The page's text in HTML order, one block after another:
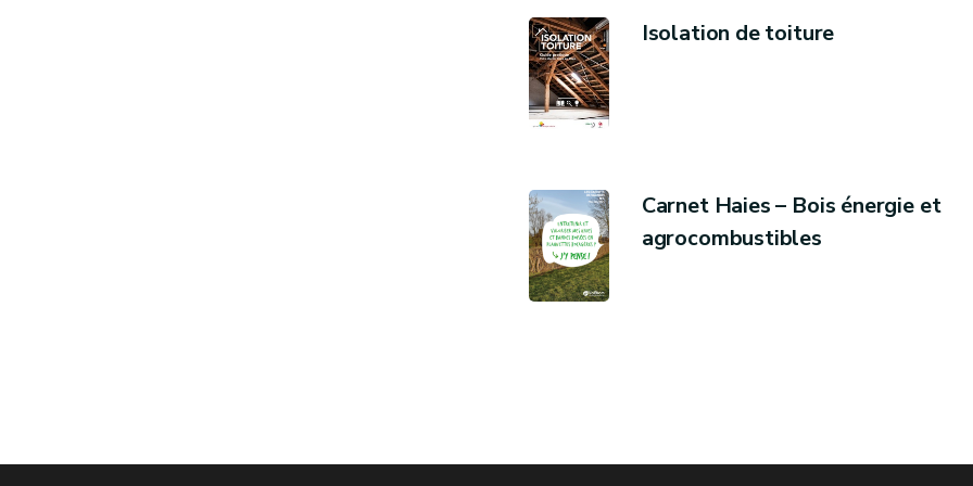
Isolation de toiture
Carnet Haies – Bois énergie et
agrocombustibles